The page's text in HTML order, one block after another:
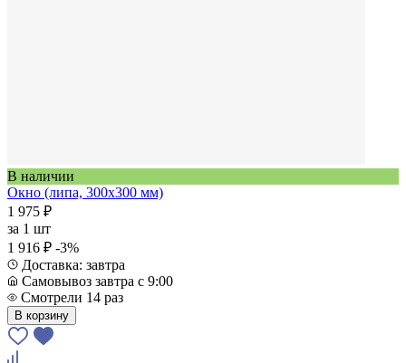
В наличии
Окно (липа, 300x300 мм)
1 975 ₽
за 1 шт
1 916 ₽ -3%
Доставка: завтра
Самовывоз завтра с 9:00
Смотрели 14 раз
В корзину